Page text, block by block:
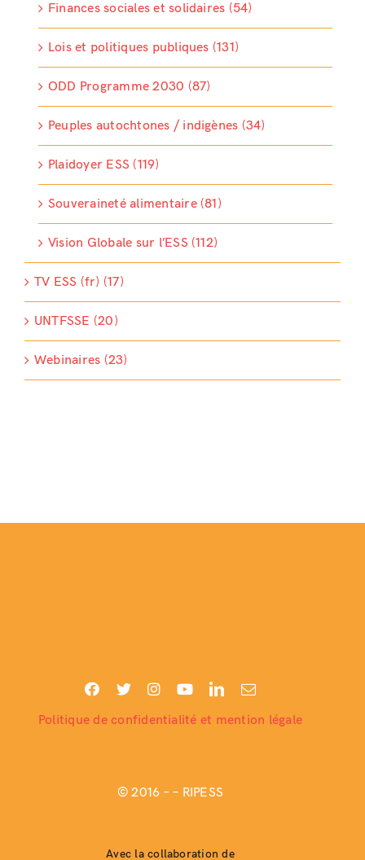
Finances sociales et solidaires (54)
Lois et politiques publiques (131)
ODD Programme 2030 (87)
Peuples autochtones / indigènes (34)
Plaidoyer ESS (119)
Souveraineté alimentaire (81)
Vision Globale sur l’ESS (112)
TV ESS (fr) (17)
UNTFSSE (20)
Webinaires (23)
Politique de confidentialité et mention légale
© 2016 –– RIPESS
Avec la collaboration de